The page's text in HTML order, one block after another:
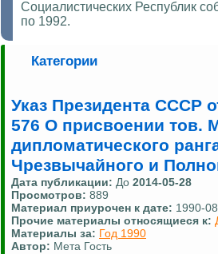
Социалистических Республик
по 1992.
Категории
Указ Президента СССР
576 О присвоении тов.
дипломатического
Чрезвычайного и
Дата публикации: До 2014-05-28
Просмотров: 889
Материал приурочен к дате: 1990-
Прочие материалы относящиеся к:
Материалы за: Год 1990
Автор: Мета Гость